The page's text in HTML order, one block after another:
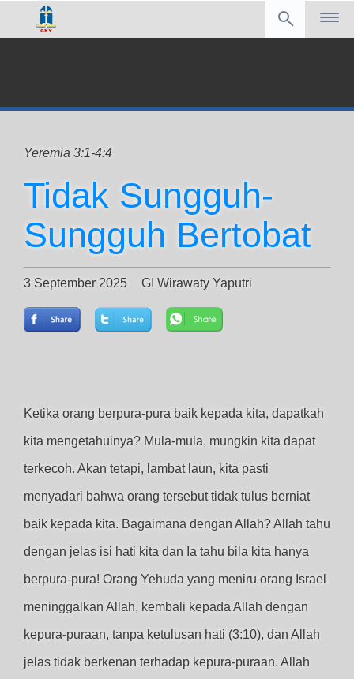
Yeremia 3:1-4:4
Tidak Sungguh-
Sungguh Bertobat
3 September 2025 GI Wirawaty Yaputri
Ketika orang berpura-pura baik kepada kita, dapatkah
kita mengetahuinya? Mula-mula, mungkin kita dapat
terkecoh. Akan tetapi, lambat laun, kita pasti
menyadari bahwa orang tersebut tidak tulus berniat
baik kepada kita. Bagaimana dengan Allah? Allah tahu
dengan jelas isi hati kita dan Ia tahu bila kita hanya
berpura-pura! Orang Yehuda yang meniru orang Israel
meninggalkan Allah, kembali kepada Allah dengan
kepura-puraan, tanpa ketulusan hati (3:10), dan Allah
jelas tidak berkenan terhadap kepura-puraan. Allah